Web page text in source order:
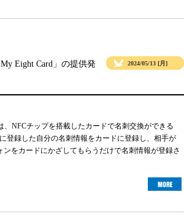
Eight Card」の提供発
2024/05/13 [月]
、NFCチップを搭載したカードで名刺交換ができる
登録した自分の名刺情報をカードに登録し、相手が
をカードにかざしてもらうだけで名刺情報が登録さ